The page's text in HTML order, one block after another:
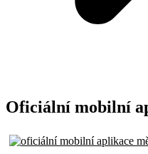
Oficiální mobilní